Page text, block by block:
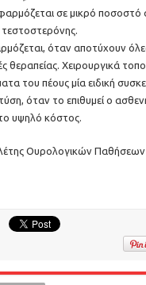
σε μικρό ποσοστό
τεστοστερόνης.
όταν αποτύχουν
θεραπείας. Χειρουργικά
του πέους μία ειδική
όταν το επιθυμεί ο
το υψηλό κόστος.
Ουρολογικών Παθήσεων